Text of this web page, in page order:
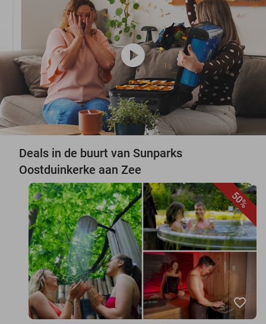
play_circle
Deals in de buurt van Sunparks
Oostduinkerke aan Zee
50%
favorite_border